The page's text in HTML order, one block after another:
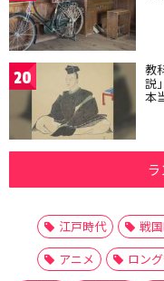
20 教
説
本
江戸時代 戦
アニメ
ロン